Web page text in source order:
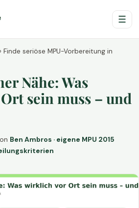
☰
› Finde seriöse MPU-Vorbereitung in
Nähe: Was
sein muss – und
Ben Ambros · eigene MPU 2015